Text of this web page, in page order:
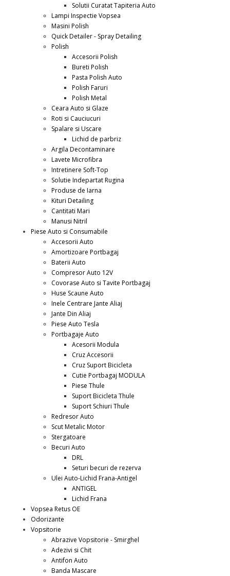
Solutii Curatat Tapiteria Auto
Lampi Inspectie Vopsea
Masini Polish
Quick Detailer - Spray Detailing
Polish
Accesorii Polish
Bureti Polish
Pasta Polish Auto
Polish Faruri
Polish Metal
Ceara Auto si Glaze
Roti si Cauciucuri
Spalare si Uscare
Lichid de parbriz
Argila Decontaminare
Lavete Microfibra
Intretinere Soft-Top
Solutie Indepartat Rugina
Produse de Iarna
Kituri Detailing
Cantitati Mari
Manusi Nitril
Piese Auto si Consumabile
Accesorii Auto
Amortizoare Portbagaj
Baterii Auto
Compresor Auto 12V
Covorase Auto si Tavite Portbagaj
Huse Scaune Auto
Inele Centrare Jante Aliaj
Jante Din Aliaj
Piese Auto Tesla
Portbagaje Auto
Acesorii Modula
Cruz Accesorii
Cruz Suport Bicicleta
Cutie Portbagaj MODULA
Piese Thule
Suport Bicicleta Thule
Suport Schiuri Thule
Redresor Auto
Scut Metalic Motor
Stergatoare
Becuri Auto
DRL
Seturi becuri de rezerva
Ulei Auto-Lichid Frana-Antigel
ANTIGEL
Lichid Frana
Vopsea Retus OE
Odorizante
Vopsitorie
Abrazive Vopsitorie - Smirghel
Adezivi si Chit
Antifon Auto
Banda Mascare